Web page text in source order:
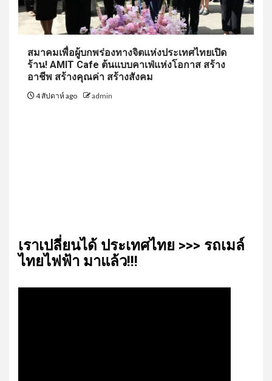
สมาคมเพื่อผู้บกพร่องทางจิตแห่งประเทศไทยเปิด
ร้าน! AMIT Cafe ต้นแบบคาเฟ่แห่งโอกาส สร้าง
อาชีพ สร้างคุณค่า สร้างสังคม
4 สัปดาห์ ago admin
เรา​เปลี่ยน​ได้​ ประเทศ​ไทย​ >>> รถเมล์​
ไทย​ไฟฟ้า​ มาแล้ว!!!